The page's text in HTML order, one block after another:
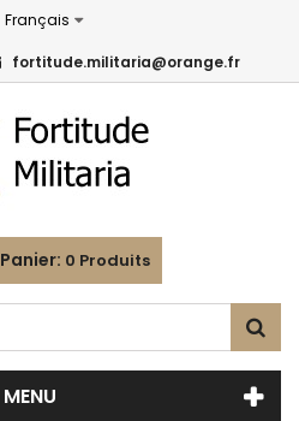
Français
fortitude.militaria@orange.fr
Panier: 0 Produits
MENU